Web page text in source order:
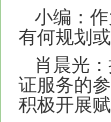
小编：
有何规划
肖晨光
证服务的
积极开展